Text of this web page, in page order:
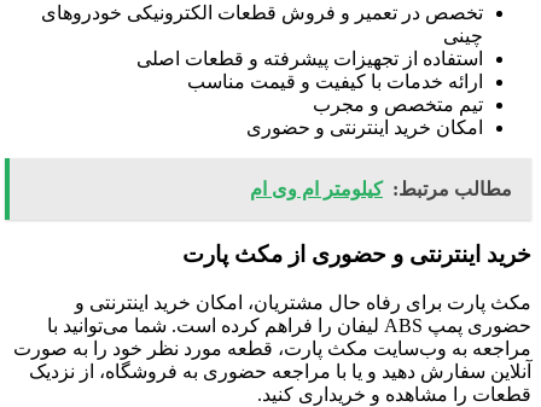
تخصص در تعمیر و فروش قطعات الکترونیکی خودروهای
چینی
استفاده از تجهیزات پیشرفته و قطعات اصلی
ارائه خدمات با کیفیت و قیمت مناسب
تیم متخصص و مجرب
امکان خرید اینترنتی و حضوری
مطالب مرتبط: کیلومتر ام وی ام
خرید اینترنتی و حضوری از مکث پارت
مکث پارت برای رفاه حال مشتریان، امکان خرید اینترنتی و
حضوری پمپ ABS لیفان را فراهم کرده است. شما می‌توانید با
مراجعه به وب‌سایت مکث پارت، قطعه مورد نظر خود را به صورت
آنلاین سفارش دهید و یا با مراجعه حضوری به فروشگاه، از نزدیک
قطعات را مشاهده و خریداری کنید.